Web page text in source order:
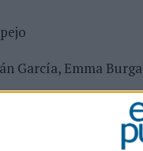
García, Emma
Perona
Viver